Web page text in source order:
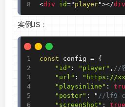
<div id=" player"></div
实例JS：
const config = {
"id" : "player" , //
"url" : "https://
"playsinline" :
"poster" : " //lf9-
"screenShot" : true